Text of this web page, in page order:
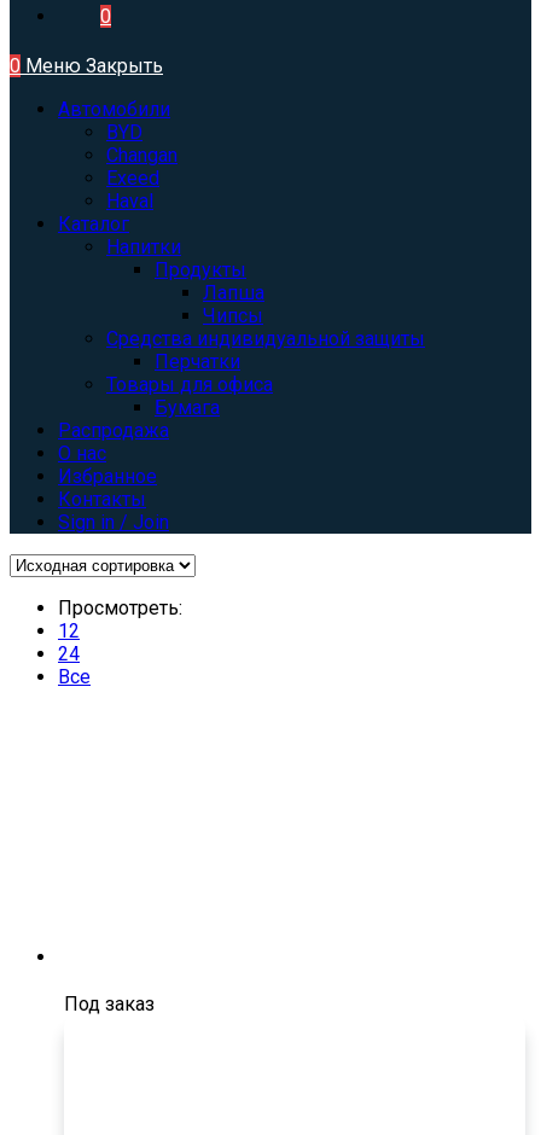
0
0 Меню Закрыть
Автомобили
BYD
Changan
Exeed
Haval
Каталог
Напитки
Продукты
Лапша
Чипсы
Средства индивидуальной защиты
Перчатки
Товары для офиса
Бумага
Распродажа
О нас
Избранное
Контакты
Sign in / Join
Просмотреть:
12
24
Все
Под заказ